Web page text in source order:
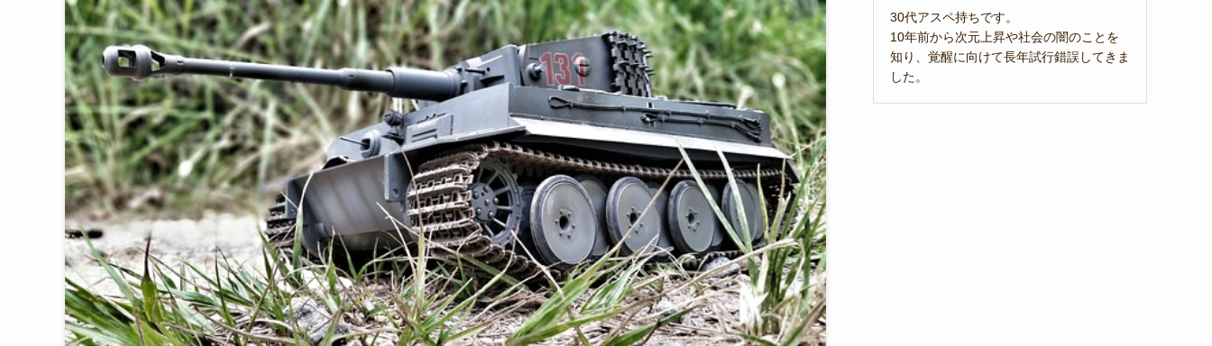
30代アスペ持ちです。
10年前から次元上昇や社会の闇のことを
知り、覚醒に向けて長年試行錯誤してきま
した。